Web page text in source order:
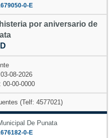
0-E
por aniversario de
08-2026
00-00-0000
(Telf: 4577021)
De Punata
0-E